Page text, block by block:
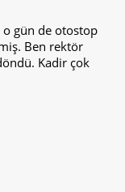
o gün de otostop
Ben rektör
Kadir çok